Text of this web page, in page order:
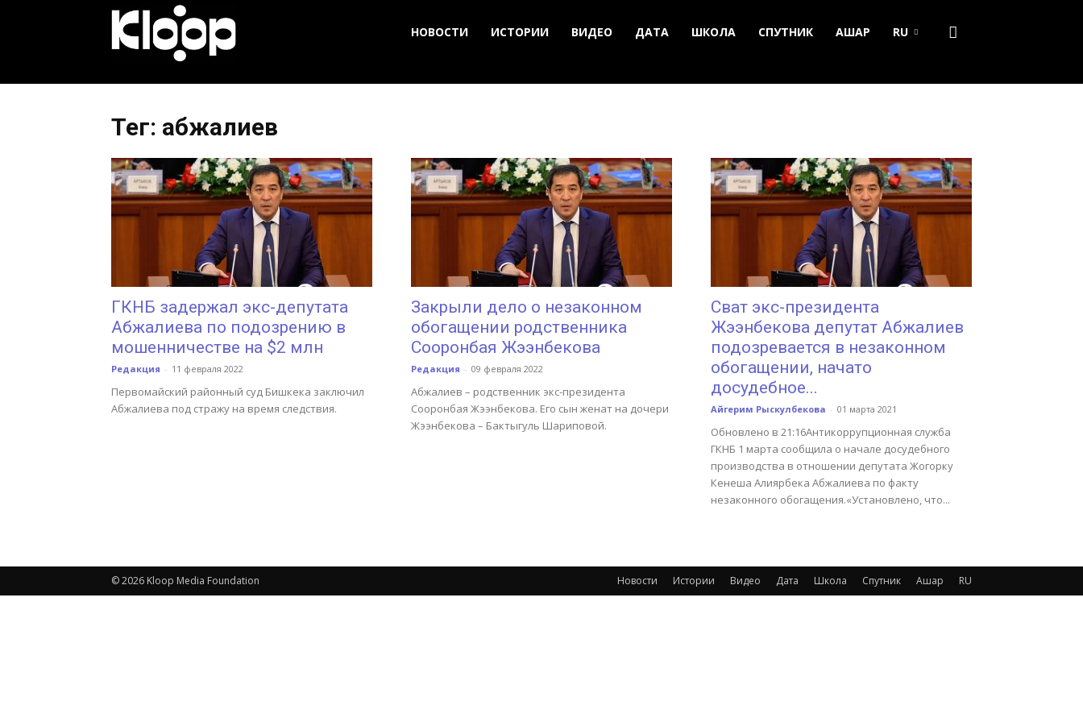
Новости
Кыргызстана
НОВОСТИ ИСТОРИИ ВИДЕО ДАТА ШКОЛА СПУТНИК АШАР RU
Тег: абжалиев
ГКНБ задержал экс-депутата
Абжалиева по подозрению в
мошенничестве на $2 млн
Редакция - 11 февраля 2022
Первомайский районный суд Бишкека заключил
Абжалиева под стражу на время следствия.
Закрыли дело о незаконном
обогащении родственника
Сооронбая Жээнбекова
Редакция - 09 февраля 2022
Абжалиев – родственник экс-президента
Сооронбая Жээнбекова. Его сын женат на дочери
Жээнбекова – Бактыгуль Шариповой.
Сват экс-президента
Жээнбекова депутат Абжалиев
подозревается в незаконном
обогащении, начато
досудебное...
Айгерим Рыскулбекова - 01 марта 2021
Обновлено в 21:16Антикоррупционная служба
ГКНБ 1 марта сообщила о начале досудебного
производства в отношении депутата Жогорку
Кенеша Алиярбека Абжалиева по факту
незаконного обогащения.«Установлено, что...
Новости Истории Видео Дата Школа Спутник Ашар RU
© 2026 Kloop Media Foundation